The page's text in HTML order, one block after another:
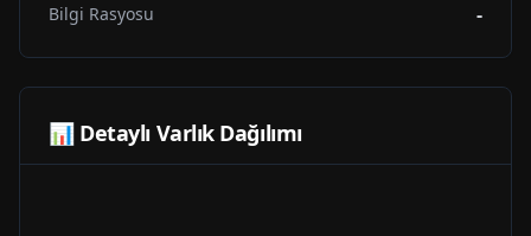
Bilgi Rasyosu -
📊 Detaylı Varlık Dağılımı